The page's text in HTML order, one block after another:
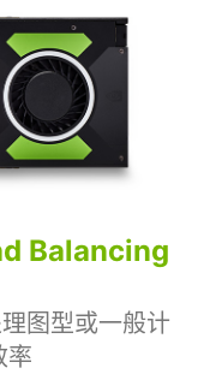
Balancing
图型或一般计
率